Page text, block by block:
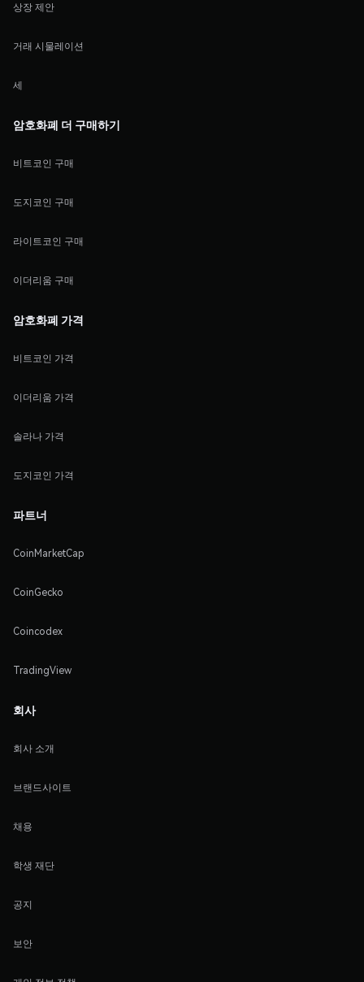
상장 제안
거래 시물레이션
세
암호화폐 더 구매하기
비트코인 구매
도지코인 구매
라이트코인 구매
이더리움 구매
암호화폐 가격
비트코인 가격
이더리움 가격
솔라나 가격
도지코인 가격
파트너
CoinMarketCap
CoinGecko
Coincodex
TradingView
회사
회사 소개
브랜드사이트
채용
학생 재단
공지
보안